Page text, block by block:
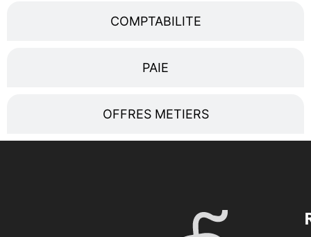
COMPTABILITE
PAIE
OFFRES METIERS